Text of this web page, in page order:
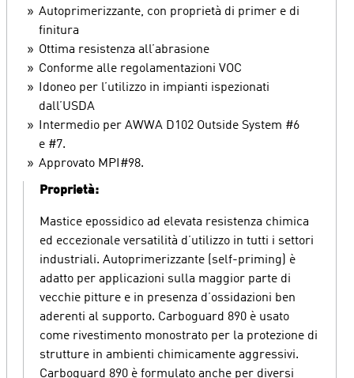
Autoprimerizzante, con proprietà di primer e di
finitura
Ottima resistenza all’abrasione
Conforme alle regolamentazioni VOC
Idoneo per l’utilizzo in impianti ispezionati
dall’USDA
Intermedio per AWWA D102 Outside System #6
e #7.
Approvato MPI#98.
Proprietà:
Mastice epossidico ad elevata resistenza chimica
ed eccezionale versatilità d’utilizzo in tutti i settori
industriali. Autoprimerizzante (self-priming) è
adatto per applicazioni sulla maggior parte di
vecchie pitture e in presenza d’ossidazioni ben
aderenti al supporto. Carboguard 890 è usato
come rivestimento monostrato per la protezione di
strutture in ambienti chimicamente aggressivi.
Carboguard 890 è formulato anche per diversi